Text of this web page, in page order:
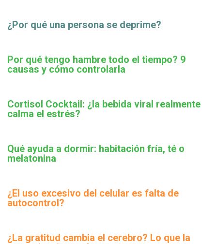
¿Por qué una persona se deprime?
Por qué tengo hambre todo el tiempo? 9
causas y cómo controlarla
Cortisol Cocktail: ¿la bebida viral realmente
calma el estrés?
Qué ayuda a dormir: habitación fría, té o
melatonina
¿El uso excesivo del celular es falta de
autocontrol?
¿La gratitud cambia el cerebro? Lo que la